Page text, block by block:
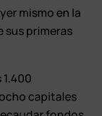
mismo en la
sus primeras
capitales